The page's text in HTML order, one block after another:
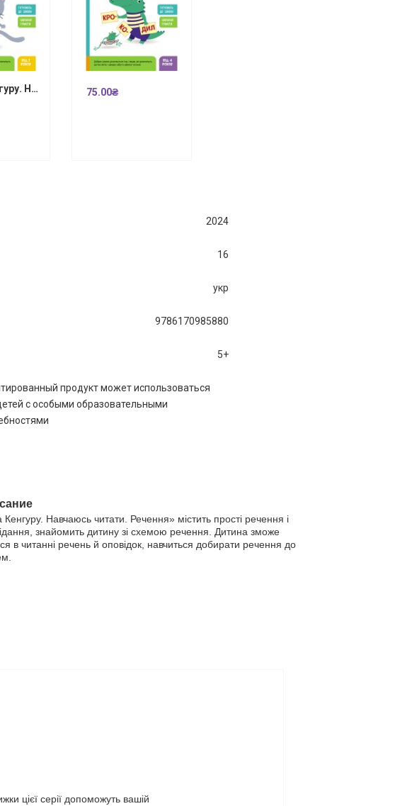
Школа Кенгуру. Навчаюсь читати. Літери
75.00₴
2024
16
укр
9786170985880
5+
продукт может использоваться
с особыми образовательными
Навчаюсь читати. Речення» містить прості речення і
знайомить дитину зі схемою речення. Дитина зможе
в читанні речень й оповідок, навчиться добирати речення до
цієї серії допоможуть вашій